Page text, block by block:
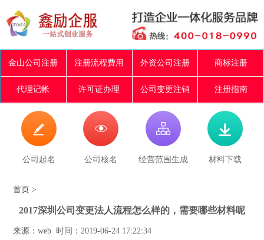
金山公司注册 注册流程费用 外资公司注册 商标注册
代理记帐 许可证办理 公司变更注销 注册指南

公司起名

公司核名

经营范围生成

材料下载
首页 >
2017深圳公司变更法人流程怎么样的，需要哪些材料呢
来源：web 时间：2019-06-24 17:22:34